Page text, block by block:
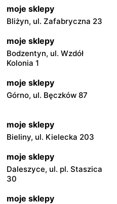
moje sklepy
Bliżyn, ul. Zafabryczna 23
moje sklepy
Bodzentyn, ul. Wzdół
Kolonia 1
moje sklepy
Górno, ul. Bęczków 87
moje sklepy
Bieliny, ul. Kielecka 203
moje sklepy
Daleszyce, ul. pl. Staszica
30
moje sklepy